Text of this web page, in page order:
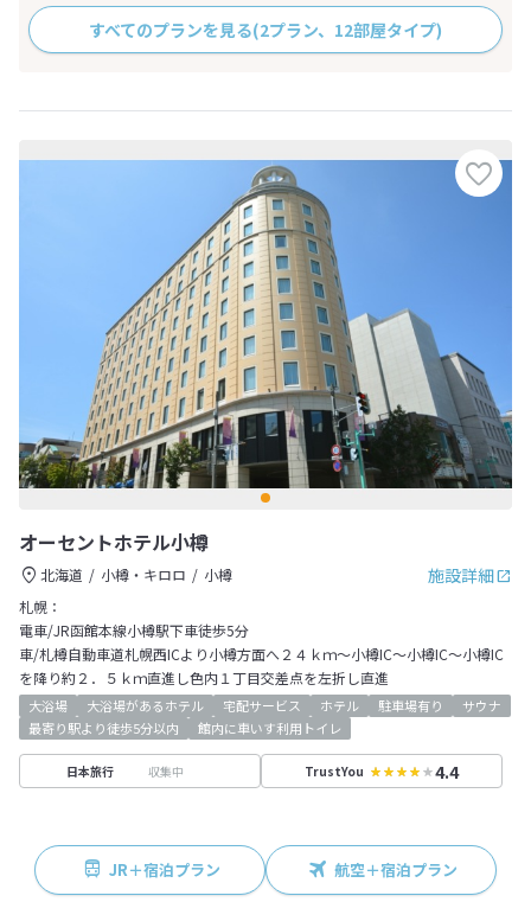
すべてのプランを見る(2プラン、12部屋タイプ)
オーセントホテル小樽
施設詳細
北海道 小樽・キロロ
小樽
札幌：
電車/JR函館本線小樽駅下車徒歩5分
車/札樽自動車道札幌西ICより小樽方面へ２４ｋｍ～小樽IC～小樽IC～小樽IC
を降り約２．５ｋｍ直進し色内１丁目交差点を左折し直進
大浴場 大浴場があるホテル 宅配サービス ホテル 駐車場有り
サウナ
最寄り駅より徒歩5分以内
館内に車いす利用トイレ
日本旅行 収集中 TrustYou 4.4
JR＋宿泊プラン 航空＋宿泊プラン